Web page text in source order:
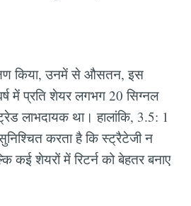
किया, उनमें से औसतन, इस
में प्रति शेयर लगभग 20 सिग्नल
लाभदायक था। हालांकि, 3.5: 1
सुनिश्चित करता है कि स्ट्रैटेजी न
कई शेयरों में रिटर्न को बेहतर बनाए